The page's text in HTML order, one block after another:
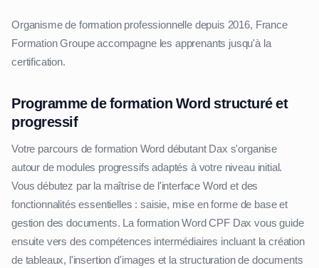
Organisme de formation professionnelle depuis 2016, France
Formation Groupe accompagne les apprenants jusqu'à la
certification.
Programme de formation Word structuré et
progressif
Votre parcours de formation Word débutant Dax s'organise
autour de modules progressifs adaptés à votre niveau initial.
Vous débutez par la maîtrise de l'interface Word et des
fonctionnalités essentielles : saisie, mise en forme de base et
gestion des documents. La formation Word CPF Dax vous guide
ensuite vers des compétences intermédiaires incluant la création
de tableaux, l'insertion d'images et la structuration de documents